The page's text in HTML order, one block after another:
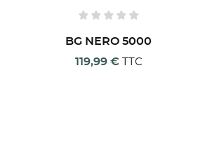
BG NERO 5000
119,99 €
TTC